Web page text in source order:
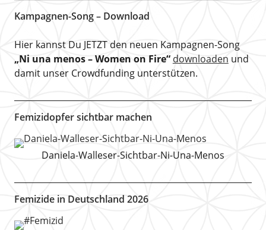
Kampagnen-Song – Download
Hier kannst Du JETZT den neuen Kampagnen-Song
„Ni una menos – Women on Fire“ downloaden und
damit unser Crowdfunding unterstützen.
Femizidopfer sichtbar machen
Daniela-Walleser-Sichtbar-Ni-Una-Menos
Femizide in Deutschland 2026